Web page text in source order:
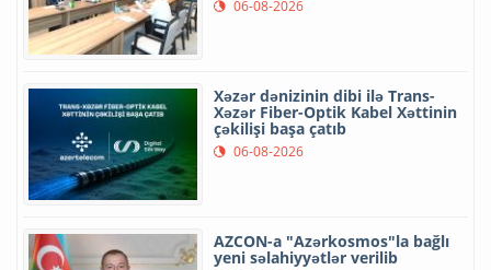
06-08-2026
Xəzər dənizinin dibi ilə Trans-
Xəzər Fiber-Optik Kabel Xəttinin
çəkilişi başa çatıb
06-08-2026
AZCON-a "Azərkosmos"la bağlı
yeni səlahiyyətlər verilib